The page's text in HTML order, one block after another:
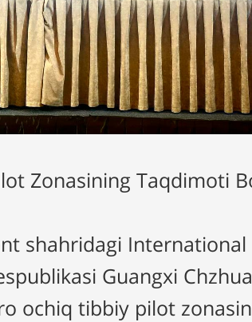
Zonasining Taqdimoti
shahridagi
Guangxi
ochiq tibbiy pilot